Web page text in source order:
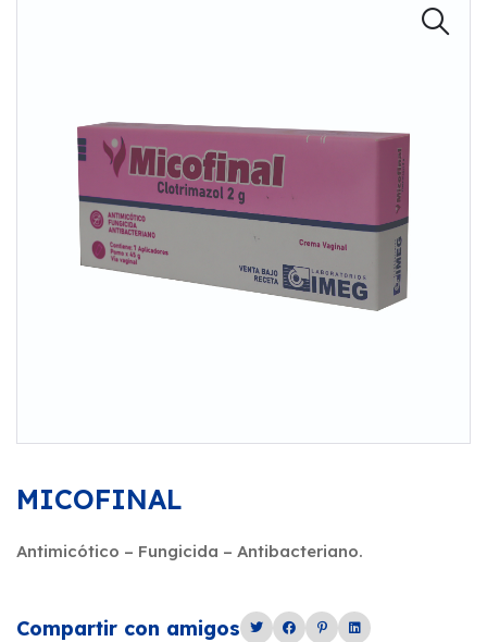
MICOFINAL
Antimicótico – Fungicida – Antibacteriano.
Compartir con amigos